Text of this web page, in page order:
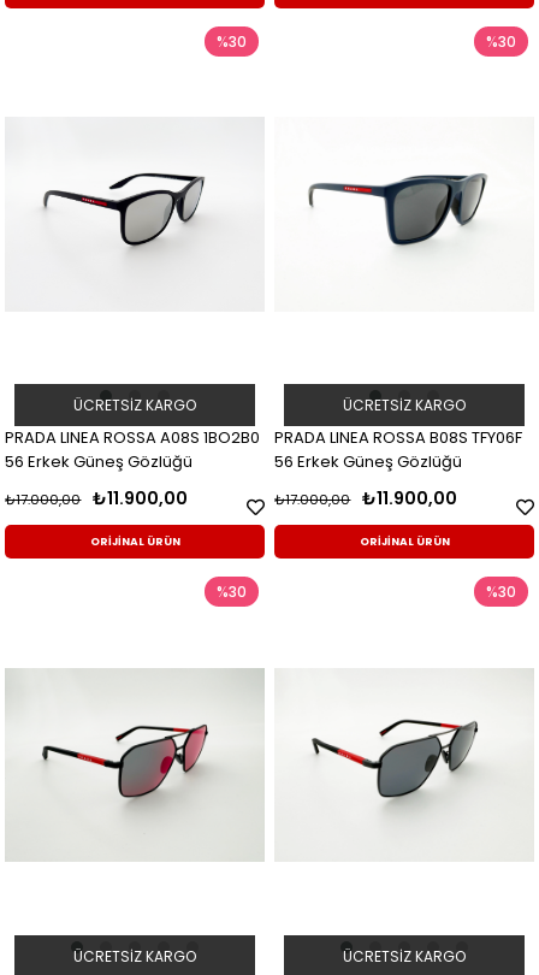
PRADA LINEA ROSSA A08S 1BO2B0
56 Erkek Güneş Gözlüğü
₺11.900,00
₺17.000,00
%30
ÜCRETSIZ KARGO
ORİJİNAL ÜRÜN
PRADA LINEA ROSSA B08S TFY06F
56 Erkek Güneş Gözlüğü
₺11.900,00
₺17.000,00
%30
ÜCRETSIZ KARGO
ORİJİNAL ÜRÜN
%30
ÜCRETSIZ KARGO
%30
ÜCRETSIZ KARGO